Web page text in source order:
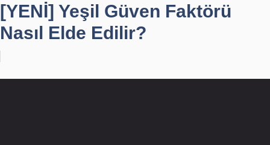
[YENİ] Yeşil Güven Faktörü
Nasıl Elde Edilir?